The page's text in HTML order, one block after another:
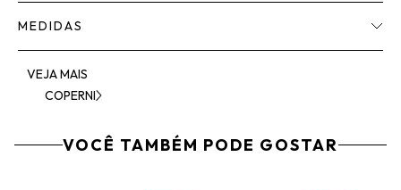
MEDIDAS
VEJA MAIS
COPERNI
VOCÊ TAMBÉM PODE GOSTAR